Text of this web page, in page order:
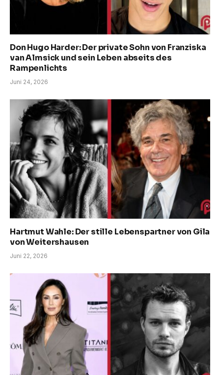
Don Hugo Harder: Der private Sohn von Franziska
van Almsick und sein Leben abseits des
Rampenlichts
Juni 24, 2026
Hartmut Wahle: Der stille Lebenspartner von Gila
von Weitershausen
Juni 22, 2026